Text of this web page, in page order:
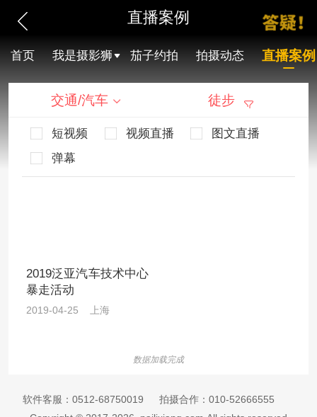
直播案例
首页 我是摄影狮 茄子约拍 拍摄动态 直播案例
交通/汽车 徒步
短视频 视频直播
图文直播
弹幕
2019泛亚汽车技术中心
暴走活动
2019-04-25 上海
数据加载完成
软件客服： 0512-68750019 拍摄合作： 010-52666555